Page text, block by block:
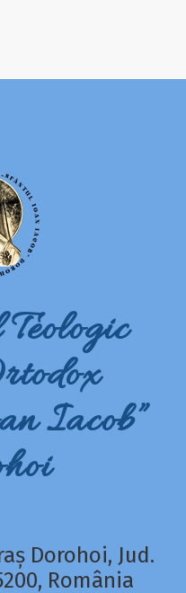
Iacob”
Dorohoi, Jud.
România